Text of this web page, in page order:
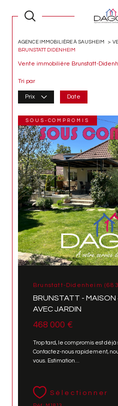
AGENCE IMMOBILIÈRE À SAUSHEIM
BRUNSTATT DIDENHEIM
Vente immobilière Brunstatt-
Tri par
Prix Date
Brunstatt-Didenheim
BRUNSTATT - MAISON
AVEC JARDIN
468 000 €
Trop tard, le compromis est déjà
Contactez-nous rapidement,
vous. Estimation...
Sélectionner
SOUS-COMPROMIS